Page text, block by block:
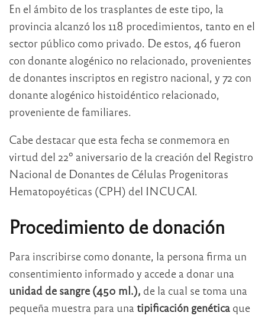
En el ámbito de los trasplantes de este tipo, la
provincia alcanzó los 118 procedimientos, tanto en el
sector público como privado. De estos, 46 fueron
con donante alogénico no relacionado, provenientes
de donantes inscriptos en registro nacional, y 72 con
donante alogénico histoidéntico relacionado,
proveniente de familiares.
Cabe destacar que esta fecha se conmemora en
virtud del 22º aniversario de la creación del Registro
Nacional de Donantes de Células Progenitoras
Hematopoyéticas (CPH) del INCUCAI.
Procedimiento de donación
Para inscribirse como donante, la persona firma un
consentimiento informado y accede a donar una
unidad de sangre (450 ml.), de la cual se toma una
pequeña muestra para una tipificación genética que